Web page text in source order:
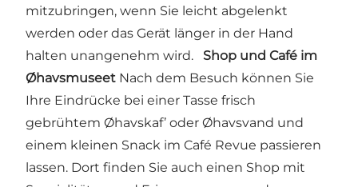
mitzubringen, wenn Sie leicht abgelenkt
werden oder das Gerät länger in der Hand
halten unangenehm wird. Shop und Café im
Øhavsmuseet Nach dem Besuch können Sie
Ihre Eindrücke bei einer Tasse frisch
gebrühtem Øhavskaf’ oder Øhavsvand und
einem kleinen Snack im Café Revue passieren
lassen. Dort finden Sie auch einen Shop mit